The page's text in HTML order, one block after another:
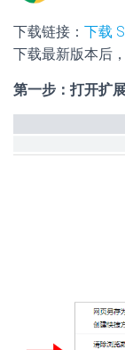
下载链接： 下载
下载最新版本后
第一步：打开扩